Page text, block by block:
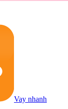
Vay nhanh